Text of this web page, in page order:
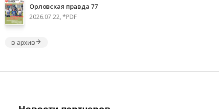
Орловская правда 77
2026.07.22, *PDF
в архив